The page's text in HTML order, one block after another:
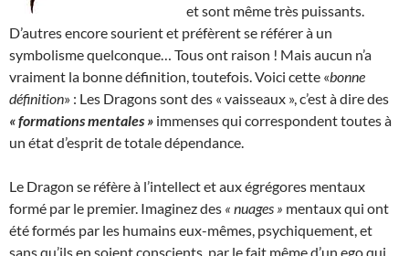
et sont même très puissants.
D’autres encore sourient et préfèrent se référer à un
symbolisme quelconque… Tous ont raison ! Mais aucun n’a
vraiment la bonne définition, toutefois. Voici cette «bonne
définition» : Les Dragons sont des « vaisseaux », c’est à dire des
« formations mentales » immenses qui correspondent toutes à
un état d’esprit de totale dépendance.
Le Dragon se réfère à l’intellect et aux égrégores mentaux
formé par le premier. Imaginez des « nuages » mentaux qui ont
été formés par les humains eux-mêmes, psychiquement, et
sans qu’ils en soient conscients, par le fait même d’un ego qui